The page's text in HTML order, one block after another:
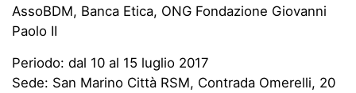
AssoBDM, Banca Etica, ONG Fondazione Giovanni
Paolo II
Periodo: dal 10 al 15 luglio 2017
Sede: San Marino Città RSM, Contrada Omerelli, 20